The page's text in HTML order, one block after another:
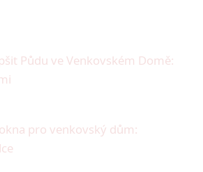
Půdu ve Venkovském Domě:
pro venkovský dům: